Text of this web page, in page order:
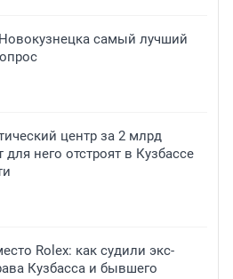
самый лучший
центр за 2 млрд
для него отстроят в Кузбассе
Rolex: как судили экс-
Кузбасса и бывшего